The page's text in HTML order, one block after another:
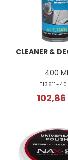
CLEANER &
400
TI3611-